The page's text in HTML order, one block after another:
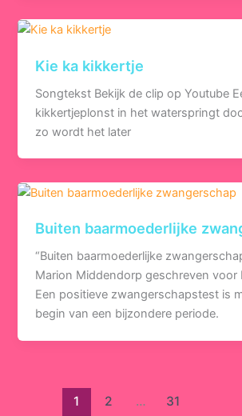
Kie ka kikkertje
Songtekst Bekijk de clip op Youtube
kikkertjeplonst in het waterspringt
zo wordt het later
Buiten baarmoederlijke
“Buiten baarmoederlijke
Marion Middendorp geschreven voor
Een positieve zwangerschapstest is
begin van een bijzondere periode.
1 2 … 31